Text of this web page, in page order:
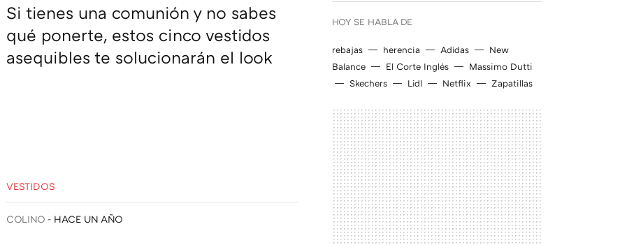
HOY SE HABLA DE
rebajas herencia Adidas
New
Balance
El Corte Inglés
Massimo Dutti
Skechers
Lidl Netflix Zapatillas
Si tienes una comunión y no sabes
qué ponerte, estos cinco vestidos
asequibles te solucionarán el look
VESTIDOS
COLINO HACE UN AÑO